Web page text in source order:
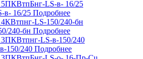
в- 16/25 Подробнее
240-бн Подробнее
150/240 Подробнее